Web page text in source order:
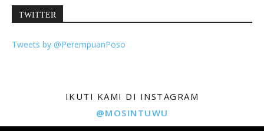
TWITTER
Tweets by @PerempuanPoso
IKUTI KAMI DI INSTAGRAM
@MOSINTUWU